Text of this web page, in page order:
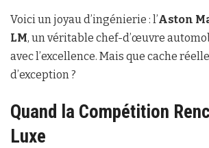
Voici un joyau d’ingénierie : l’Aston
LM, un véritable chef-d’œuvre
avec l’excellence. Mais que cache
d’exception ?
Quand la Compétition
Luxe